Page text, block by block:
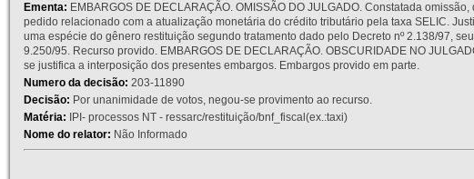
Ementa: EMBARGOS DE DECLARAÇÃO. OMISSÃO DO JULGADO. Constatada
pedido relacionado com a atualização monetária do crédito tributário pela taxa SELIC.
uma espécie do gênero restituição segundo tratamento dado pelo Decreto nº 2.138/97,
9.250/95. Recurso provido. EMBARGOS DE DECLARAÇÃO. OBSCURIDADE NO
se justifica a interposição dos presentes embargos. Embargos provido em parte.
Numero da decisão: 203-11890
Decisão: Por unanimidade de votos, negou-se provimento ao recurso.
Matéria: IPI- processos NT - ressarc/restituição/bnf_fiscal(ex.:taxi)
Nome do relator: Não Informado